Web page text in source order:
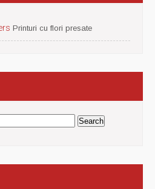
Printuri cu flori presate